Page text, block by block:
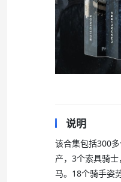
说明
该合集包括300
产，3个索具骑
马。18个骑手姿